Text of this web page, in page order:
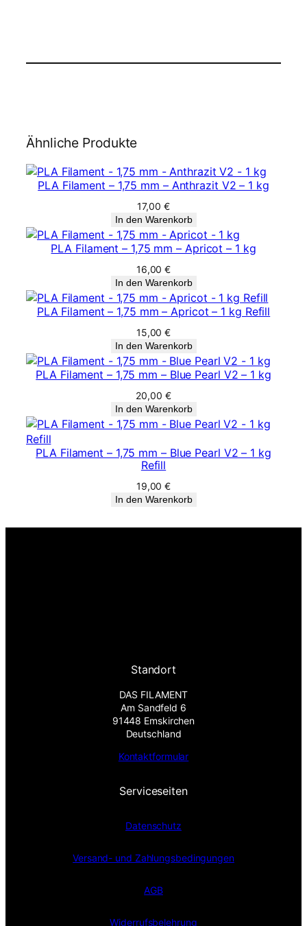
Ähnliche Produkte
PLA Filament – 1,75 mm – Anthrazit V2 – 1 kg
17,00 €
In den Warenkorb
PLA Filament – 1,75 mm – Apricot – 1 kg
16,00€
In den Warenkorb
PLA Filament – 1,75 mm – Apricot – 1 kg Refill
15,00€
In den Warenkorb
PLA Filament – 1,75 mm – Blue Pearl V2 – 1 kg
20,00 €
In den Warenkorb
PLA Filament – 1,75 mm – Blue Pearl V2 – 1 kg
Refill
19,00€
In den Warenkorb
Standort
DAS FILAMENT
Am Sandfeld 6
91448 Emskirchen
Deutschland
Kontaktformular
Serviceseiten
Datenschutz
Versand- und Zahlungsbedingungen
AGB
Widerrufsbelehrung